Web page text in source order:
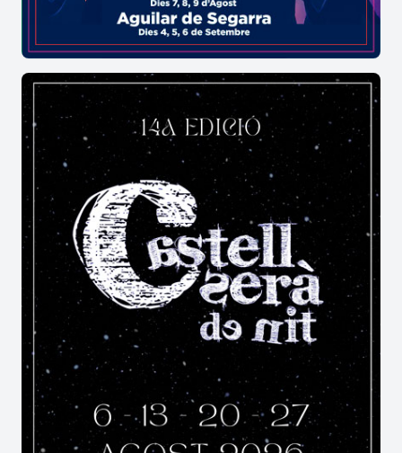
Aquest tros de ruta té una extensió de 4 Km. i va
des del dipòsit de Can Titó fins als peus del
Castell de la Pobla.
Aquest castell data del segle X, té una extensió
de 5.404 m2 i es troba dalt d'un turó de 461
metres des dels quals hi ha una magnífica vista
del seu entorn natural.
En total el recorregut serà de 7 Km. i està previst
de fer en uns 45 min. aproximadament.
ELS ESGAVELLATS(+info)
Les serres deVilanova del Camíes van formar a
l'era terciària. En aquella època Catalunya era un
mar interior al qual anaven a parar tots els
materials que arrossegaven els rius, aquests
materials van anar formant les masses de
conglomerats que envolten la Depressió Central.
En tota la Conca d'Ódena s'han anat trobant